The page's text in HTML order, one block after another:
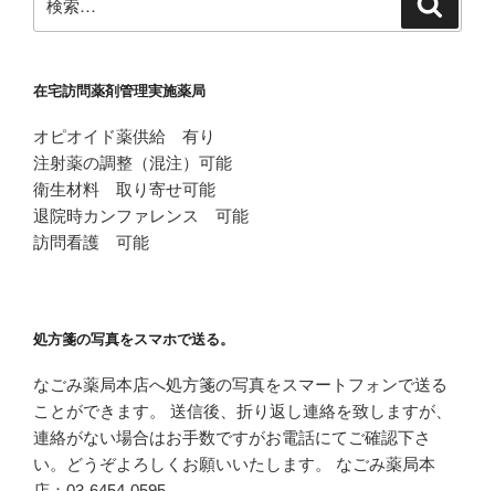
索:
在宅訪問薬剤管理実施薬局
オピオイド薬供給 有り
注射薬の調整（混注）可能
衛生材料 取り寄せ可能
退院時カンファレンス 可能
訪問看護 可能
処方箋の写真をスマホで送る。
なごみ薬局本店へ処方箋の写真をスマートフォンで送る
ことができます。 送信後、折り返し連絡を致しますが、
連絡がない場合はお手数ですがお電話にてご確認下さ
い。どうぞよろしくお願いいたします。 なごみ薬局本